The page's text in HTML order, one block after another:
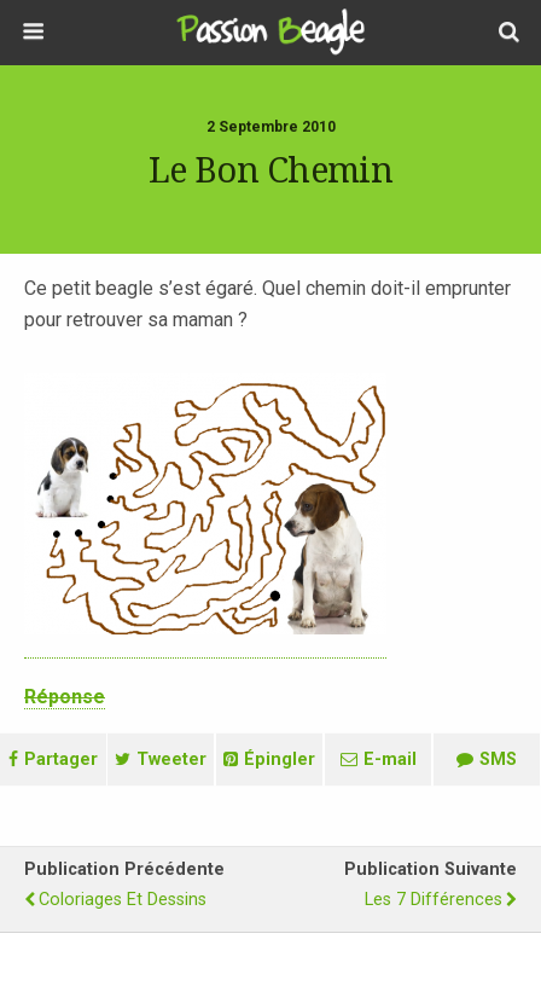
2 Septembre 2010
Le Bon Chemin
Ce petit beagle s’est égaré. Quel chemin doit-il emprunter
pour retrouver sa maman ?
Réponse
Partager Tweeter Épingler E-mail SMS
Publication Précédente
Coloriages Et Dessins
Publication Suivante
Les 7 Différences